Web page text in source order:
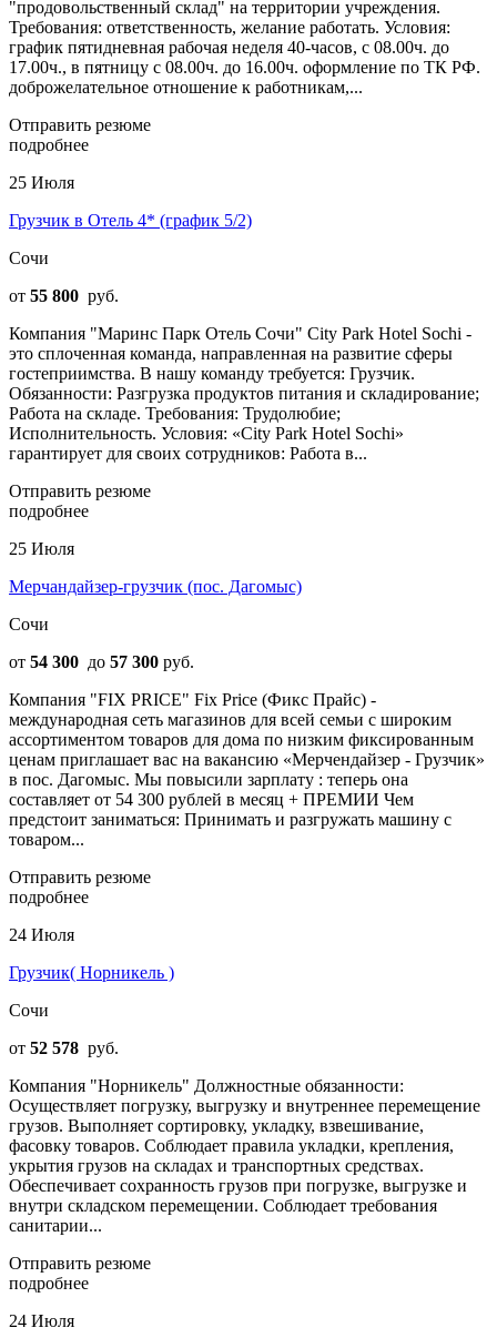
"продовольственный склад" на территории учреждения.
Требования: ответственность, желание работать. Условия:
график пятидневная рабочая неделя 40-часов, с 08.00ч. до
17.00ч., в пятницу с 08.00ч. до 16.00ч. оформление по ТК РФ.
доброжелательное отношение к работникам,...
Отправить резюме
подробнее
25 Июля
Грузчик в Отель 4* (график 5/2)
Сочи
от 55 800 руб.
Компания "Маринс Парк Отель Сочи" City Park Hotel Sochi -
это сплоченная команда, направленная на развитие сферы
гостеприимства. В нашу команду требуется: Грузчик.
Обязанности: Разгрузка продуктов питания и складирование;
Работа на складе. Требования: Трудолюбие;
Исполнительность. Условия: «City Park Hotel Sochi»
гарантирует для своих сотрудников: Работа в...
Отправить резюме
подробнее
25 Июля
Мерчандайзер-грузчик (пос. Дагомыс)
Сочи
от 54 300 до 57 300 руб.
Компания "FIX PRICE" Fix Price (Фикс Прайс) -
международная сеть магазинов для всей семьи с широким
ассортиментом товаров для дома по низким фиксированным
ценам приглашает вас на вакансию «Мерчендайзер - Грузчик»
в пос. Дагомыс. Мы повысили зарплату : теперь она
составляет от 54 300 рублей в месяц + ПРЕМИИ Чем
предстоит заниматься: Принимать и разгружать машину с
товаром...
Отправить резюме
подробнее
24 Июля
Грузчик( Норникель )
Сочи
от 52 578 руб.
Компания "Норникель" Должностные обязанности:
Осуществляет погрузку, выгрузку и внутреннее перемещение
грузов. Выполняет сортировку, укладку, взвешивание,
фасовку товаров. Соблюдает правила укладки, крепления,
укрытия грузов на складах и транспортных средствах.
Обеспечивает сохранность грузов при погрузке, выгрузке и
внутри складском перемещении. Соблюдает требования
санитарии...
Отправить резюме
подробнее
24 Июля